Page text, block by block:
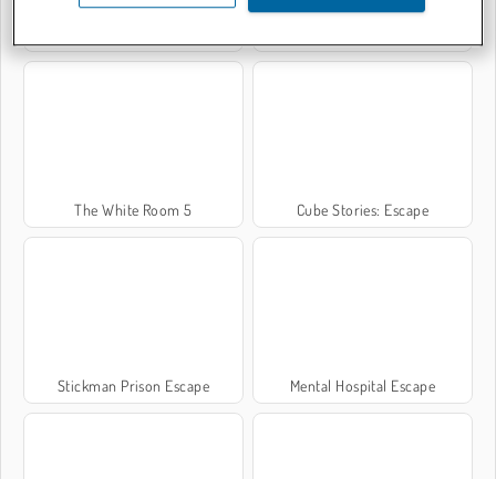
The White Room 5 Cube Stories: Escape
Stickman Prison Escape Mental Hospital Escape